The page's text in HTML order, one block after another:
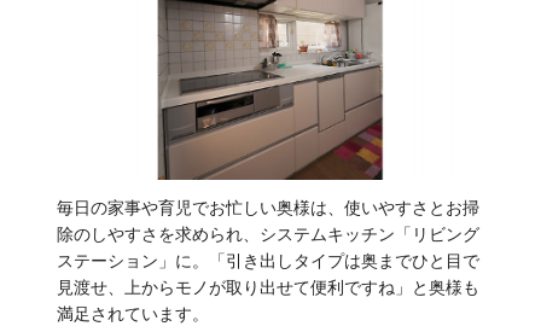
毎日の家事や育児でお忙しい奥様は、使いやすさとお掃
除のしやすさを求められ、システムキッチン「リビング
ステーション」に。「引き出しタイプは奥までひと目で
見渡せ、上からモノが取り出せて便利ですね」と奥様も
満足されています。